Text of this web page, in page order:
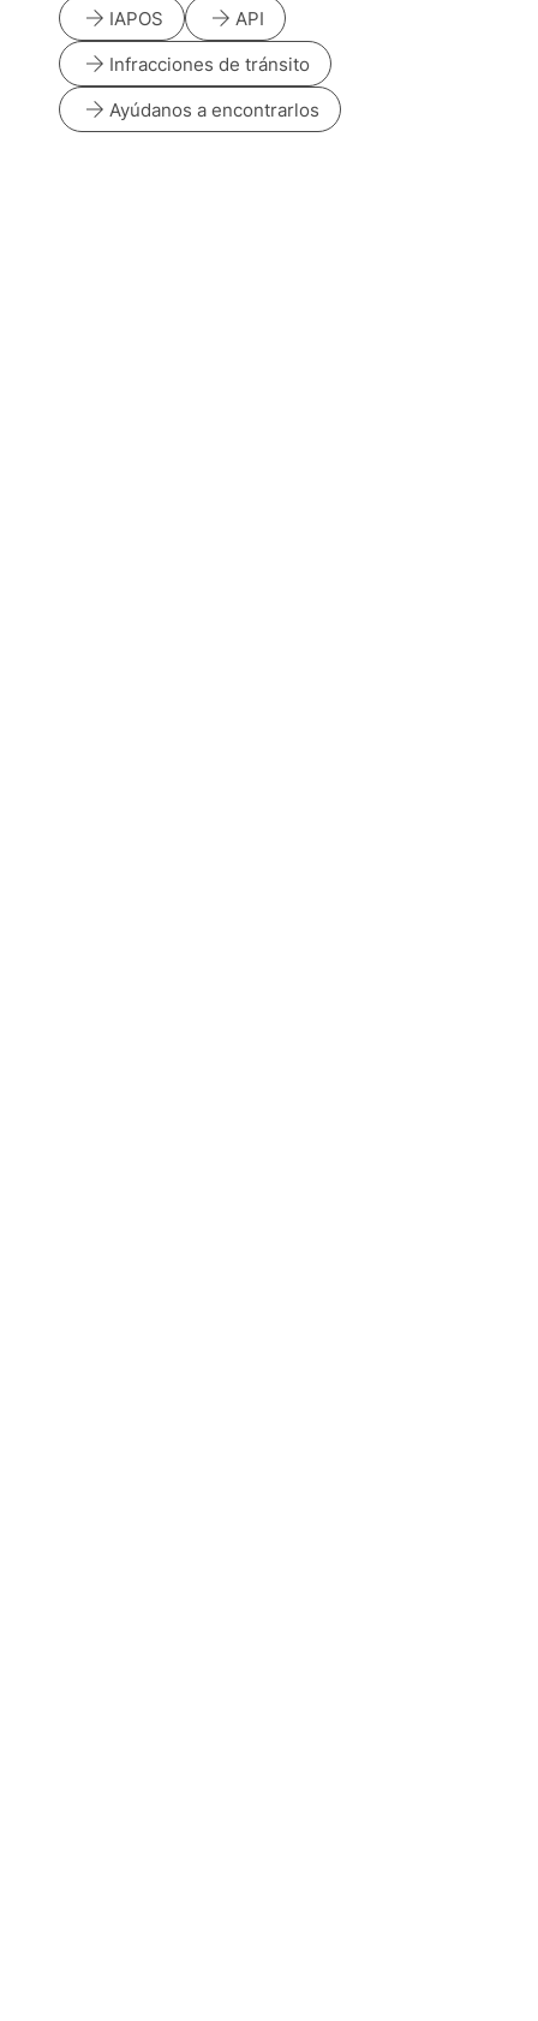
arrow_forward IAPOS arrow_forward API
arrow_forward Infracciones de tránsito
arrow_forward Ayúdanos a encontrarlos